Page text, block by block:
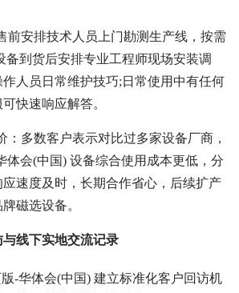
前安排技术人员上门勘测生产线，按需
备到货后安排专业工程师现场安装调
人员日常维护技巧;日常使用中有任何
快速响应解答。
：多数客户表示对比过多家设备厂商，
体会(中国) 设备综合使用成本更低，分
速度及时，长期合作省心，后续扩产
磁选设备。
线下实地交流记录
-华体会(中国) 建立标准化客户回访机